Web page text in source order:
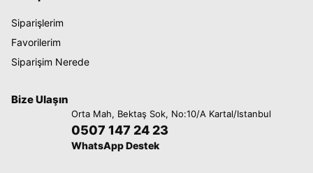
Siparişlerim
Favorilerim
Siparişim Nerede
Bize Ulaşın
Orta Mah, Bektaş Sok, No:10/A Kartal/Istanbul
0507 147 24 23
WhatsApp Destek